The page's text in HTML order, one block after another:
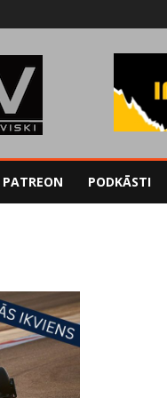
PATREON PODKĀSTI